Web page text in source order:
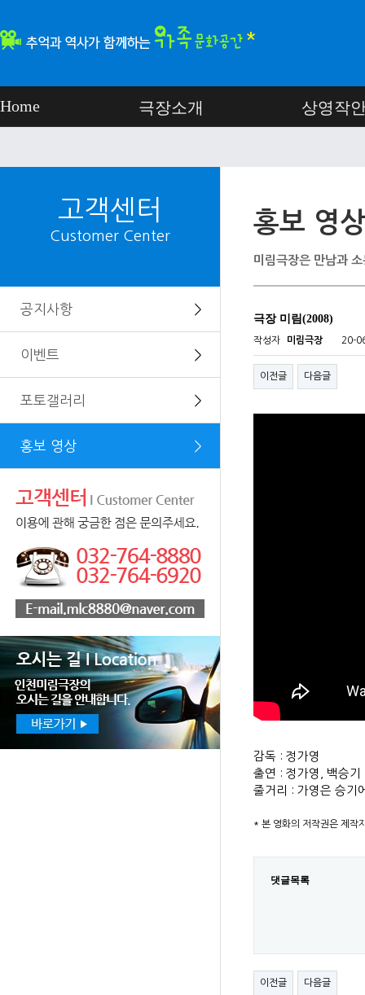
Home 극장소개 상영작
고객센터
Customer Center
공지사항 ＞
이벤트 ＞
포토갤러리 ＞
홍보 영상 ＞
홍보 영상
미림극장은 만남과
극장 미림(2008)
작성자 미림극장 20-
이전글 다음글
감독 : 정가영
출연 : 정가영, 백승기
줄거리 : 가영은 승기
* 본 영화의 저작권은 제작
댓글목록
이전글 다음글